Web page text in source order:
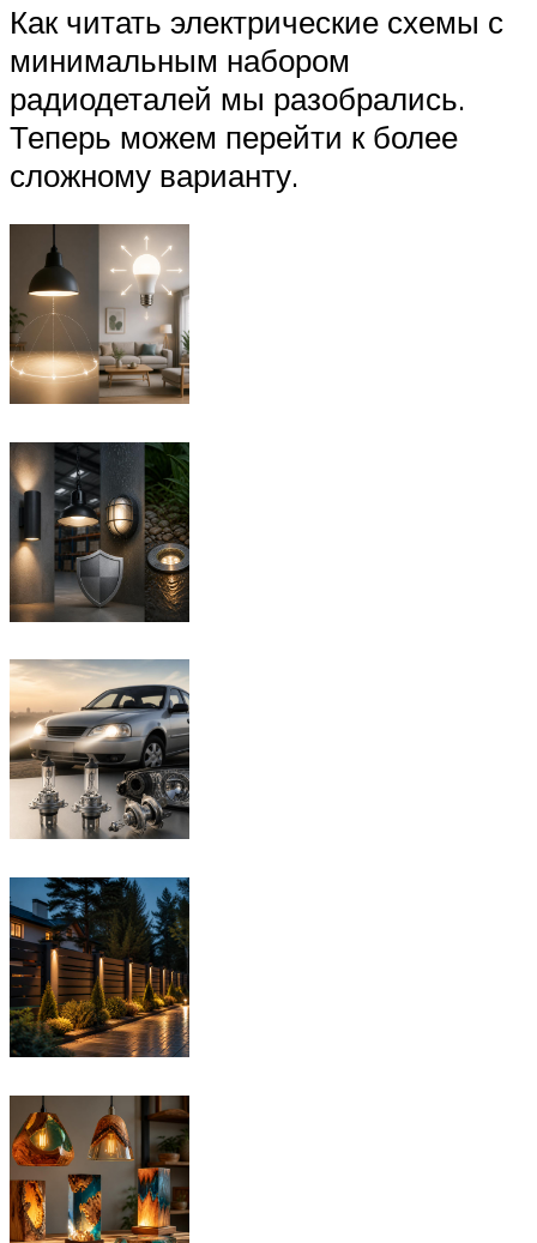
Как читать электрические схемы с
минимальным набором
радиодеталей мы разобрались.
Теперь можем перейти к более
сложному варианту.